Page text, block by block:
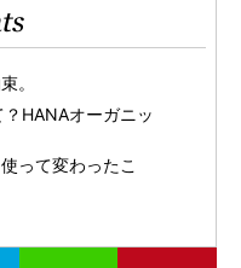
。
HANAオーガニッ
って変わったこ